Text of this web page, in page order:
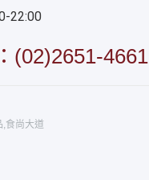
22:00
(02)2651-4661
,食尚大道